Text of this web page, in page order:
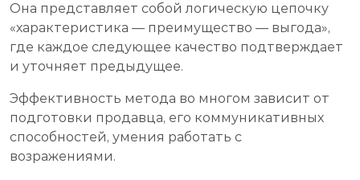
Она представляет собой логическую цепочку
«характеристика — преимущество — выгода»,
где каждое следующее качество подтверждает
и уточняет предыдущее.
Эффективность метода во многом зависит от
подготовки продавца, его коммуникативных
способностей, умения работать с
возражениями.